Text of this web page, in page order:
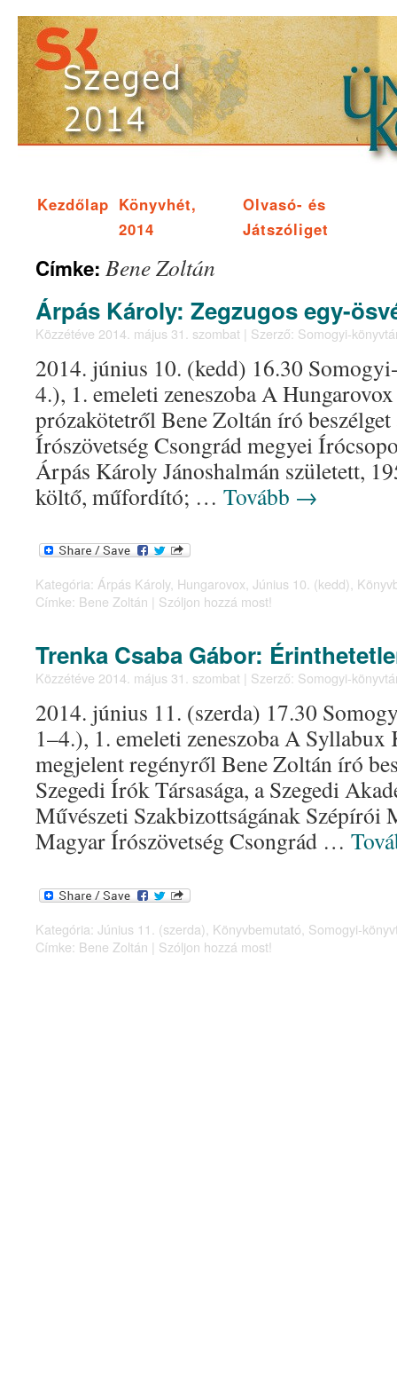
Kezdőlap Könyvhét,
2014
Olvasó- és
Játszóliget
Címke: Bene Zoltán
Árpás Károly: Zegzugos egy-
Közzétéve 2014. május 31. szombat | Szerző: Somogyi-
2014. június 10. (kedd) 16.30
4.), 1. emeleti zeneszoba A
prózakötetről Bene Zoltán író
Írószövetség Csongrád megyei
Árpás Károly Jánoshalmán született,
költő, műfordító; … Tovább →
Kategória: Árpás Károly, Hungarovox, Június 10. (kedd),
Címke: Bene Zoltán | Szóljon hozzá most!
Trenka Csaba Gábor:
Közzétéve 2014. május 31. szombat | Szerző: Somogyi-
2014. június 11. (szerda) 17.30
1–4.), 1. emeleti zeneszoba A
megjelent regényről Bene Zoltán író
Szegedi Írók Társasága, a Szegedi
Művészeti Szakbizottságának Szépírói
Magyar Írószövetség Csongrád …
Kategória: Június 11. (szerda) Könyvbemutató Somogyi-
Címke: Bene Zoltán | Szóljon hozzá most!